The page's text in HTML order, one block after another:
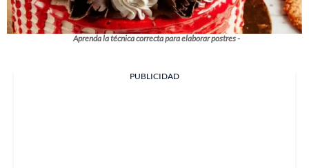
Aprenda la técnica correcta para elaborar postres -
PUBLICIDAD